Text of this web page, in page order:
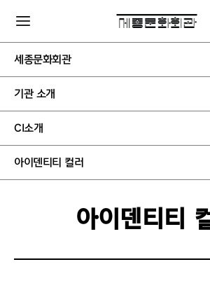
세종문화회관
기관 소개
CI소개
아이덴티티 컬러
아이덴티티